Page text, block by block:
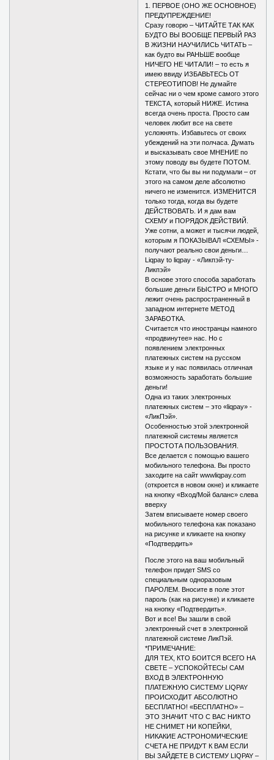
1. ПЕРВОЕ (ОНО ЖЕ ОСНОВНОЕ)
ПРЕДУПРЕЖДЕНИЕ!
Сразу говорю – ЧИТАЙТЕ ТАК КАК
БУДТО ВЫ ВООБЩЕ ПЕРВЫЙ РАЗ
В ЖИЗНИ НАУЧИЛИСЬ ЧИТАТЬ –
как будто вы РАНЬШЕ вообще
НИЧЕГО НЕ ЧИТАЛИ! – то есть я
имею ввиду ИЗБАВЬТЕСЬ ОТ
СТЕРЕОТИПОВ! Не думайте
сейчас ни о чем кроме самого этого
ТЕКСТА, который НИЖЕ. Истина
всегда очень проста. Просто сам
человек любит все на свете
усложнять. Избавьтесь от своих
убеждений на эти полчаса. Думать
и высказывать свое МНЕНИЕ по
этому поводу вы будете ПОТОМ.
Кстати, что бы вы ни подумали – от
этого на самом деле абсолютно
ничего не изменится. ИЗМЕНИТСЯ
только тогда, когда вы будете
ДЕЙСТВОВАТЬ. И я дам вам
СХЕМУ и ПОРЯДОК ДЕЙСТВИЙ.
Уже сотни, а может и тысячи людей,
которым я ПОКАЗЫВАЛ «СХЕМЫ» -
получают реально свои деньги…
Liqpay to liqpay - «Ликпэй-ту-
Ликпэй»
В основе этого способа заработать
большие деньги БЫСТРО и МНОГО
лежит очень распространенный в
западном интернете МЕТОД
ЗАРАБОТКА.
Считается что иностранцы намного
«продвинутее» нас. Но с
появлением электронных
платежных систем на русском
языке и у нас появилась отличная
возможность заработать большие
деньги!
Одна из таких электронных
платежных систем – это «liqpay» -
«ЛикПэй».
Особенностью этой электронной
платежной системы является
ПРОСТОТА ПОЛЬЗОВАНИЯ.
Все делается с помощью вашего
мобильного телефона. Вы просто
заходите на сайт wwwliqpay.com
(откроется в новом окне) и кликаете
на кнопку «Вход/Мой баланс» слева
вверху
Затем вписываете номер своего
мобильного телефона как показано
на рисунке и кликаете на кнопку
«Подтвердить»
После этого на ваш мобильный
телефон придет SMS со
специальным одноразовым
ПАРОЛЕМ. Вносите в поле этот
пароль (как на рисунке) и кликаете
на кнопку «Подтвердить».
Вот и все! Вы зашли в свой
электронный счет в электронной
платежной системе ЛикПэй.
*ПРИМЕЧАНИЕ:
ДЛЯ ТЕХ, КТО БОИТСЯ ВСЕГО НА
СВЕТЕ – УСПОКОЙТЕСЬ! САМ
ВХОД В ЭЛЕКТРОННУЮ
ПЛАТЕЖНУЮ СИСТЕМУ LIQPAY
ПРОИСХОДИТ АБСОЛЮТНО
БЕСПЛАТНО! «БЕСПЛАТНО» –
ЭТО ЗНАЧИТ ЧТО С ВАС НИКТО
НЕ СНИМЕТ НИ КОПЕЙКИ,
НИКАКИЕ АСТРОНОМИЧЕСКИЕ
СЧЕТА НЕ ПРИДУТ К ВАМ ЕСЛИ
ВЫ ЗАЙДЕТЕ В СИСТЕМУ LIQPAY –